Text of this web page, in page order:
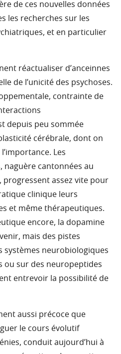
de ces nouvelles données
les recherches sur les
et en particulier
réactualiser d’anceinnes
de l’unicité des psychoses.
contrainte de
depuis peu sommée
cérébrale, dont on
Les
naguère cantonnées au
progressent assez vite pour
clinique leurs
et même thérapeutiques.
encore, la dopamine
mais des pistes
systèmes neurobiologiques
ou sur des neuropeptides
entrevoir la possibilité de
aussi précoce que
le cours évolutif
conduit aujourd’hui à